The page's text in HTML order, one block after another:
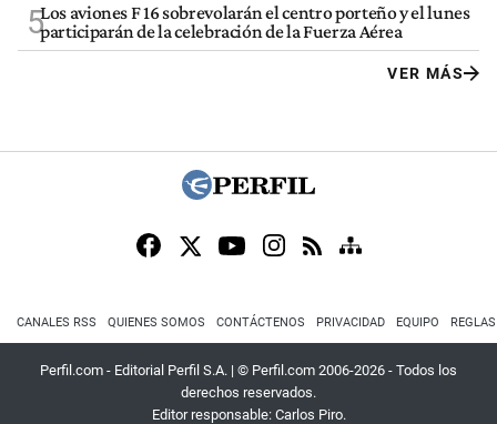
5Los aviones F 16 sobrevolarán el centro porteño y el lunes
participarán de la celebración de la Fuerza Aérea
VER MÁS
CANALES RSS QUIENES SOMOS CONTÁCTENOS PRIVACIDAD EQUIPO
Perfil.com - Editorial Perfil S.A. | © Perfil.com 2006-2026 - Todos los
derechos reservados.
Editor responsable: Carlos Piro.